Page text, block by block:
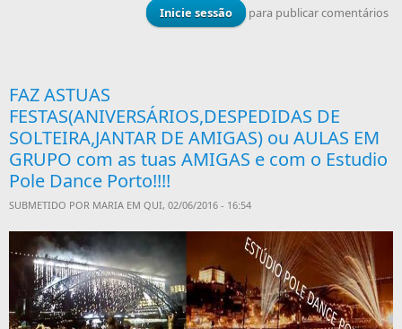
Inicie sessão para publicar comentários
FAZ ASTUAS
FESTAS(ANIVERSÁRIOS,DESPEDIDAS DE
SOLTEIRA,JANTAR DE AMIGAS) ou AULAS EM
GRUPO com as tuas AMIGAS e com o Estudio
Pole Dance Porto!!!!
SUBMETIDO POR MARIA EM QUI, 02/06/2016 - 16:54